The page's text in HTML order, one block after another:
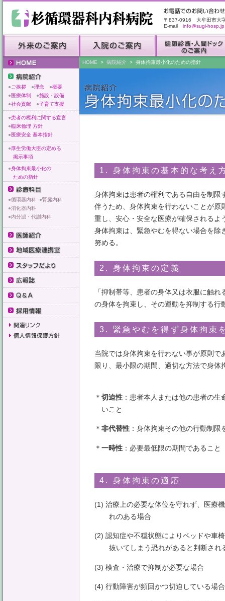
〒837-0916 大牟田市大
E-mail info@sugi-hosp.jp
HOME > 病院紹介 > 身体拘束最小化のための指針
● ご挨拶 ●理念 ●概要
●医療体制 ●施設・設備
●社会貢献 ●子育て支援
●患者の権利に関する宣言
●臨床倫理 方針
●医療安全 基本指針
●厚生労働大臣の定める
掲示事項
●身体拘束最小化の
ための指針
●循環器内科 ●腎臓内科
●消化器内科
●内分泌・代謝内科
1. 身体拘束の基本的な考え
身体拘束は患者の権利である自由を制
伴うため、身体拘束を行わないことが
重し、安心・安全な医療が確保される
身体拘束は、緊急やむを得ない場合を
努める。
2. 身体拘束の定義
「抑制帯等、患者の身体又は衣服に触
の身体を拘束し、その運動を抑制する行
3. 緊急やむを得ず身体拘束
当院では身体拘束を行わない事が原則
限り、最小限の期間、適切な方法で身体
＊ 切迫性 ：患者本人または他の患者の
いこと
＊ 非代替性 ：身体拘束その他の行動制
＊ 一時性 ：必要最低限の期間であること
4. 身体拘束の適応
(1) 治療上の必要な体位を守れず、医療
れのある場合
(2) 認知症や不穏状態によりベッドや車
抜いてしまう恐れがあると判断され
(3) 検査・治療で抑制が必要な場合
(4) 行動障害が頻回かつ切迫している場合